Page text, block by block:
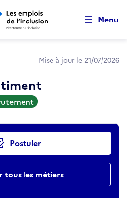
au contenu principal
Menu
Mise à jour le 21/07/2026
Postuler
tous les métiers